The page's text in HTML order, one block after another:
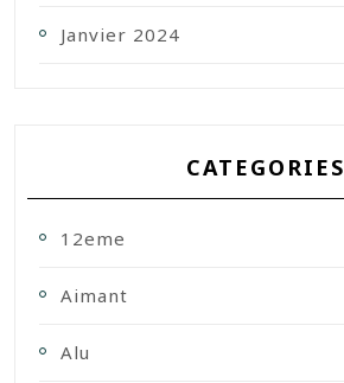
Janvier 2024
CATEGORIES
12eme
Aimant
Alu